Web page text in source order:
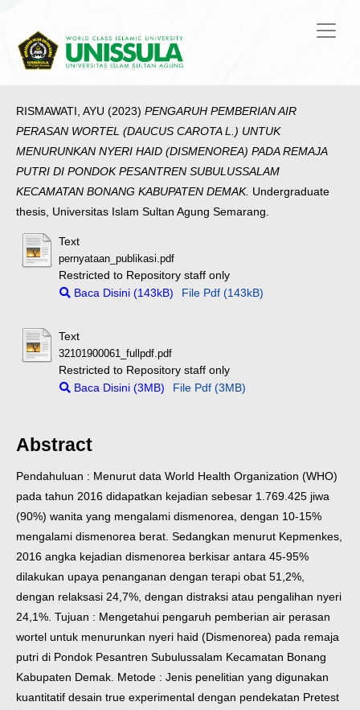
RISMAWATI, AYU (2023) PENGARUH PEMBERIAN AIR
PERASAN WORTEL (DAUCUS CAROTA L.) UNTUK
MENURUNKAN NYERI HAID (DISMENOREA) PADA REMAJA
PUTRI DI PONDOK PESANTREN SUBULUSSALAM
KECAMATAN BONANG KABUPATEN DEMAK. Undergraduate
thesis, Universitas Islam Sultan Agung Semarang.
Text
pernyataan_publikasi.pdf
Restricted to Repository staff only
Baca Disini (143kB)
File Pdf (143kB)
Text
32101900061_fullpdf.pdf
Restricted to Repository staff only
Baca Disini (3MB)
File Pdf (3MB)
Abstract
Pendahuluan : Menurut data World Health Organization (WHO)
pada tahun 2016 didapatkan kejadian sebesar 1.769.425 jiwa
(90%) wanita yang mengalami dismenorea, dengan 10-15%
mengalami dismenorea berat. Sedangkan menurut Kepmenkes,
2016 angka kejadian dismenorea berkisar antara 45-95%
dilakukan upaya penanganan dengan terapi obat 51,2%,
dengan relaksasi 24,7%, dengan distraksi atau pengalihan nyeri
24,1%. Tujuan : Mengetahui pengaruh pemberian air perasan
wortel untuk menurunkan nyeri haid (Dismenorea) pada remaja
putri di Pondok Pesantren Subulussalam Kecamatan Bonang
Kabupaten Demak. Metode : Jenis penelitian yang digunakan
kuantitatif desain true experimental dengan pendekatan Pretest